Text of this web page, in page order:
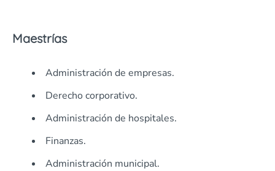
Maestrías
Administración de empresas.
Derecho corporativo.
Administración de hospitales.
Finanzas.
Administración municipal.